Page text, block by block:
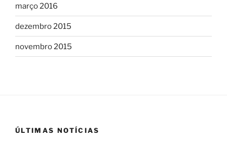
março 2016
dezembro 2015
novembro 2015
ÚLTIMAS NOTÍCIAS